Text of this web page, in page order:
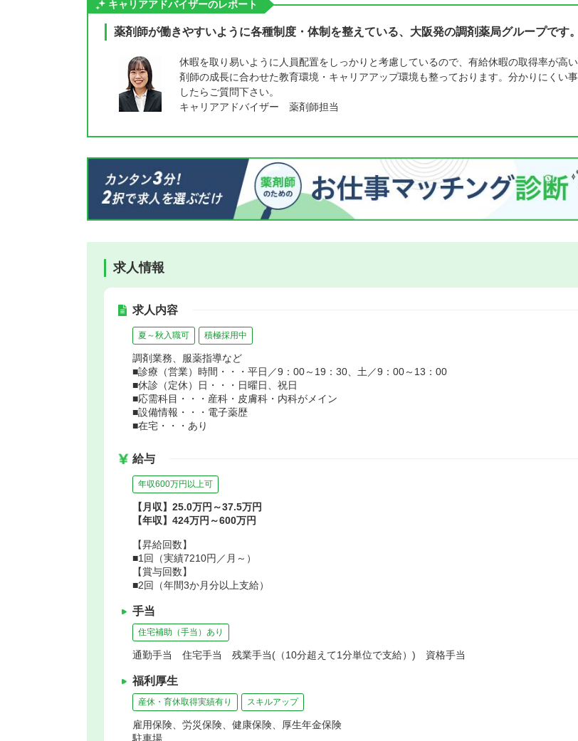
キャリアアドバイザーのレポート
薬剤師が働きやすいように各種制度・体制を整えている、大阪発の調剤薬局グループです。
休暇を取り易いように人員配置をしっかりと考慮しているので、有給休暇の取得率が高
剤師の成長に合わせた教育環境・キャリアアップ環境も整っております。分かりにくい
したらご質問下さい。
キャリアアドバイザー 薬剤師担当
求人情報
求人内容
夏～秋入職可 積極採用中
調剤業務、服薬指導など
■診療（営業）時間・・・平日／9：00～19：30、土／9：00～13：00
■休診（定休）日・・・日曜日、祝日
■応需科目・・・産科・皮膚科・内科がメイン
■設備情報・・・電子薬歴
■在宅・・・あり
給与
年収600万円以上可
【月収】25.0万円～37.5万円
【年収】424万円～600万円
【昇給回数】
■1回（実績7210円／月～）
【賞与回数】
■2回（年間3か月分以上支給）
手当
住宅補助（手当）あり
通勤手当 住宅手当 残業手当(（10分超えて1分単位で支給）) 資格手当
福利厚生
産休・育休取得実績有り スキルアップ
雇用保険、労災保険、健康保険、厚生年金保険
駐車場